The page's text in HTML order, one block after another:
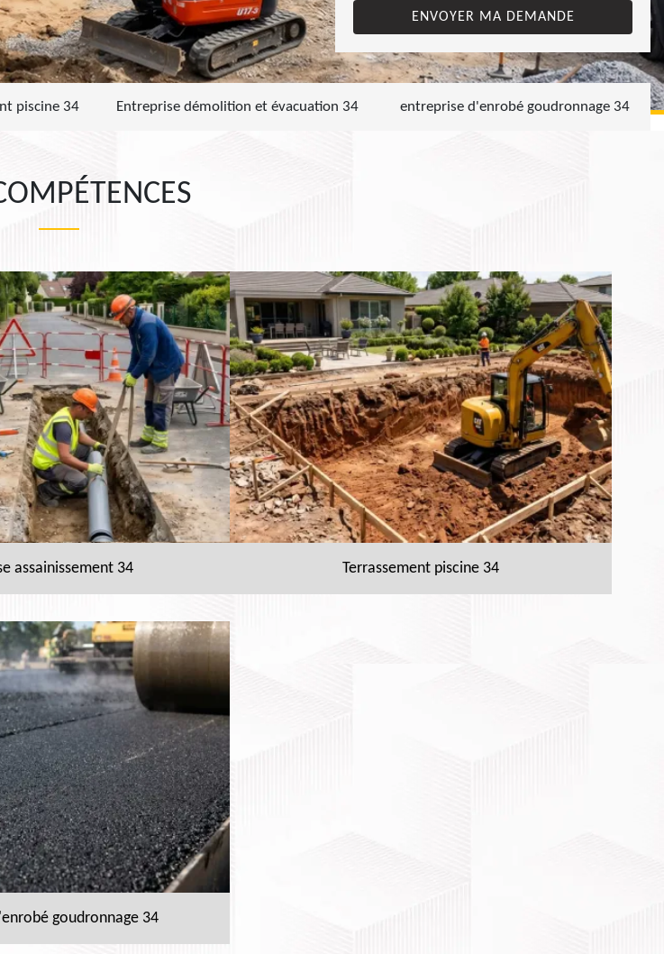
piscine 34 Entreprise démolition et évacuation 34 entreprise d'enrobé goudronnage 34
assainissement 34 Terrassement piscine 34
goudronnage 34